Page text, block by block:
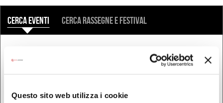
Questo sito web utilizza i cookie
COSA
Cerca eventi Cerca rassegne e festival